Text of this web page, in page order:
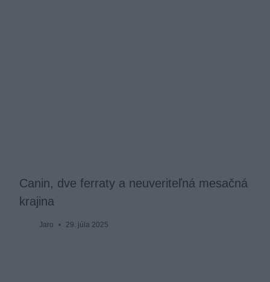
Canin, dve ferraty a neuveriteľná mesačná
krajina
Jaro 29. júla 2025